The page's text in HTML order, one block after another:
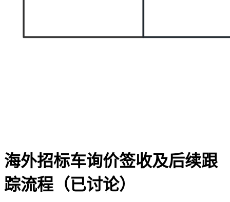
海外招标车询价签收及后续跟
踪流程（已讨论）